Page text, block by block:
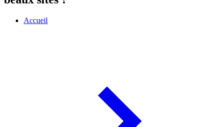
Accueil